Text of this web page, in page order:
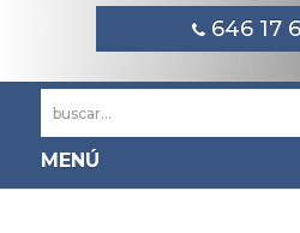
646 17
MENÚ